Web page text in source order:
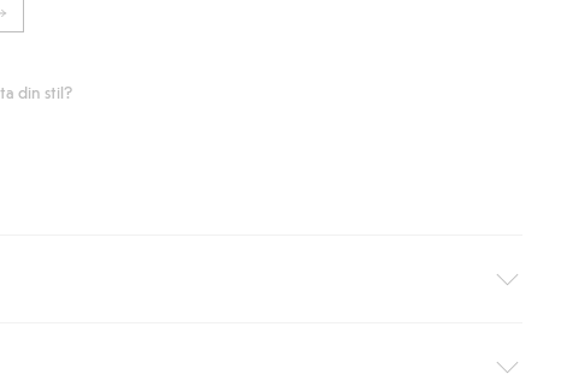
din stil?
ej hemleverans). Frakten tas bort per automatik efter du